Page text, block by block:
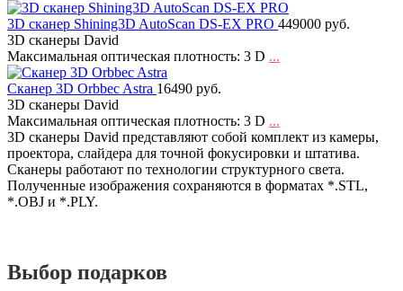
3D сканер Shining3D AutoScan DS-EX PRO 449000 руб.
3D сканеры David
Максимальная оптическая плотность: 3 D ...
Сканер 3D Orbbec Astra 16490 руб.
3D сканеры David
Максимальная оптическая плотность: 3 D ...
3D сканеры David представляют собой комплект из камеры,
проектора, слайдера для точной фокусировки и штатива.
Сканеры работают по технологии структурного света.
Полученные изображения сохраняются в форматах *.STL,
*.OBJ и *.PLY.
Выбор подарков